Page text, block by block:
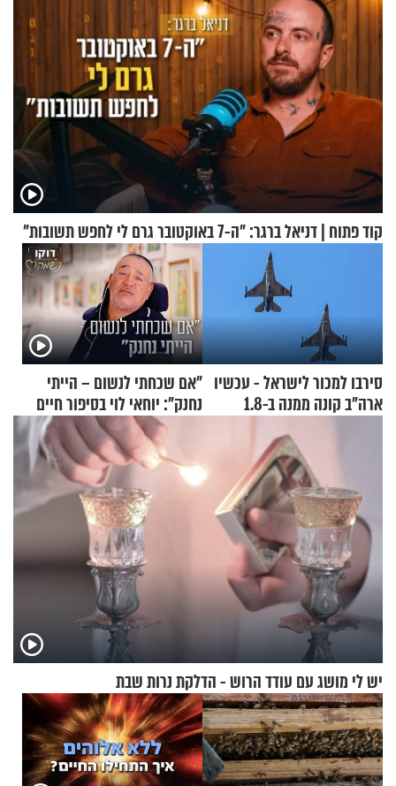
קוד פתוח | דניאל ברגר: "ה-7 באוקטובר גרם לי לחפש תשובות"
סירבו למכור לישראל - עכשיו
ארה"ב קונה ממנה ב-1.8
"אם שכחתי לנשום – הייתי
נחנק": יוחאי לוי בסיפור חיים
מעורר השראה
יש לי מושג עם עודד הרוש - הדלקת נרות שבת